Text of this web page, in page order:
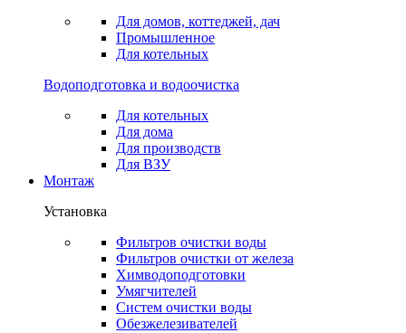
Для домов, коттеджей, дач
Промышленное
Для котельных
Водоподготовка и водоочистка
Для котельных
Для дома
Для производств
Для ВЗУ
Монтаж
Установка
Фильтров очистки воды
Фильтров очистки от железа
Химводоподготовки
Умягчителей
Систем очистки воды
Обезжелезивателей